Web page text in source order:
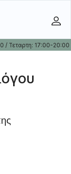
/ Τεταρτη: 17:00-20:00